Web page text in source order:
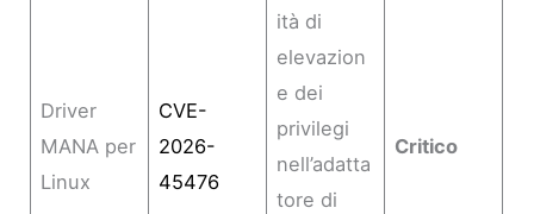
Driver
MANA per
Linux
CVE-
2026-
45476
ità di
elevazion
e dei
privilegi
nell’adatta
tore di
Critico